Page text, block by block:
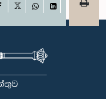
Facebook
WhatsAppLinkedIn